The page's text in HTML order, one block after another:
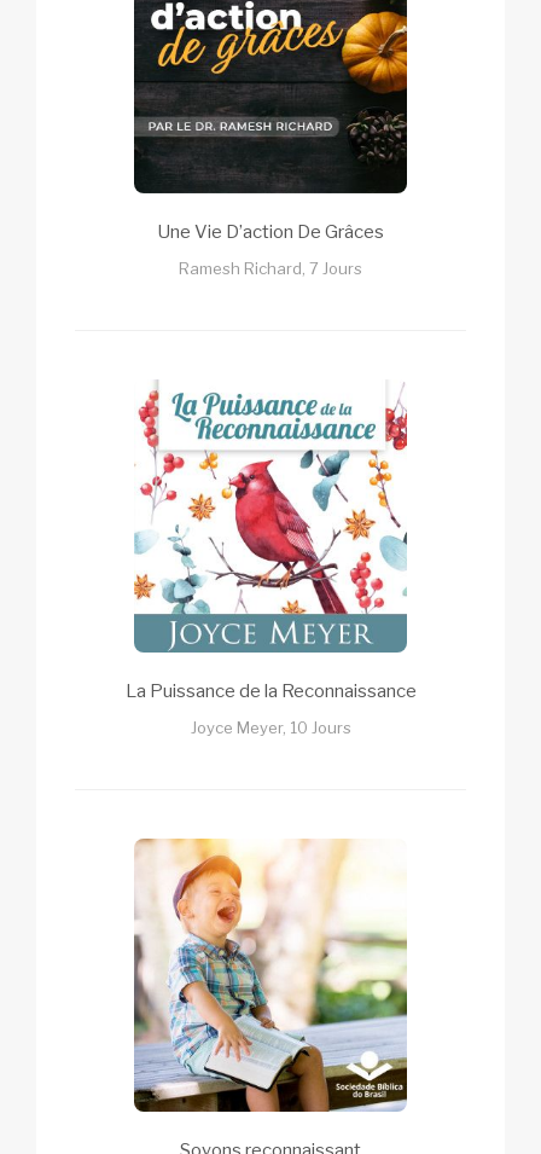
Une Vie D’action De Grâces
Ramesh Richard, 7 Jours
La Puissance de la Reconnaissance
Joyce Meyer, 10 Jours